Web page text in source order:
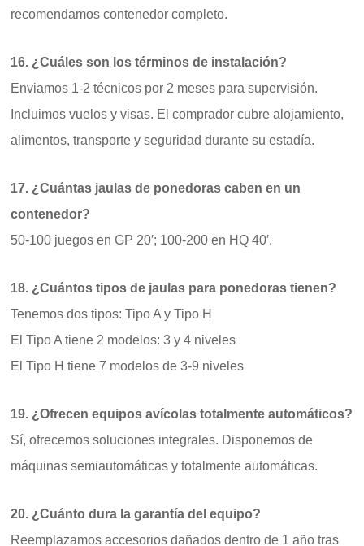
recomendamos contenedor completo.
16. ¿Cuáles son los términos de instalación?
Enviamos 1-2 técnicos por 2 meses para supervisión.
Incluimos vuelos y visas. El comprador cubre alojamiento,
alimentos, transporte y seguridad durante su estadía.
17. ¿Cuántas jaulas de ponedoras caben en un
contenedor?
50-100 juegos en GP 20′; 100-200 en HQ 40′.
18. ¿Cuántos tipos de jaulas para ponedoras tienen?
Tenemos dos tipos: Tipo A y Tipo H
El Tipo A tiene 2 modelos: 3 y 4 niveles
El Tipo H tiene 7 modelos de 3-9 niveles
19. ¿Ofrecen equipos avícolas totalmente automáticos?
Sí, ofrecemos soluciones integrales. Disponemos de
máquinas semiautomáticas y totalmente automáticas.
20. ¿Cuánto dura la garantía del equipo?
Reemplazamos accesorios dañados dentro de 1 año tras